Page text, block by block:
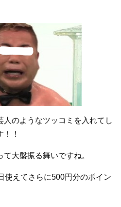
人のようなツッコミを入れてし
！
大盤振る舞いですね。
使えてさらに500円分のポイン